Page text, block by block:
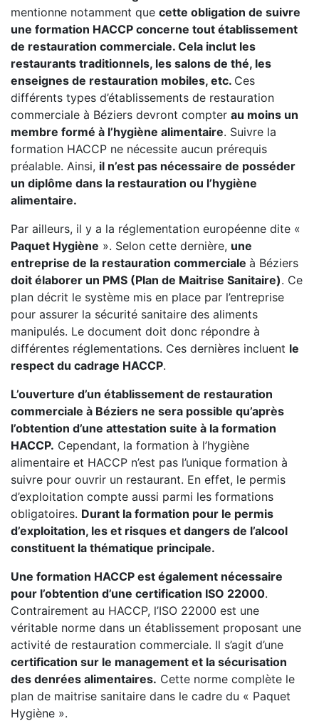
mentionne notamment que cette obligation de suivre
une formation HACCP concerne tout établissement
de restauration commerciale. Cela inclut les
restaurants traditionnels, les salons de thé, les
enseignes de restauration mobiles, etc. Ces
différents types d’établissements de restauration
commerciale à Béziers devront compter au moins un
membre formé à l’hygiène alimentaire. Suivre la
formation HACCP ne nécessite aucun prérequis
préalable. Ainsi, il n’est pas nécessaire de posséder
un diplôme dans la restauration ou l’hygiène
alimentaire.
Par ailleurs, il y a la réglementation européenne dite «
Paquet Hygiène ». Selon cette dernière, une
entreprise de la restauration commerciale à Béziers
doit élaborer un PMS (Plan de Maitrise Sanitaire). Ce
plan décrit le système mis en place par l’entreprise
pour assurer la sécurité sanitaire des aliments
manipulés. Le document doit donc répondre à
différentes réglementations. Ces dernières incluent le
respect du cadrage HACCP.
L’ouverture d’un établissement de restauration
commerciale à Béziers ne sera possible qu’après
l’obtention d’une attestation suite à la formation
HACCP. Cependant, la formation à l’hygiène
alimentaire et HACCP n’est pas l’unique formation à
suivre pour ouvrir un restaurant. En effet, le permis
d’exploitation compte aussi parmi les formations
obligatoires. Durant la formation pour le permis
d’exploitation, les et risques et dangers de l’alcool
constituent la thématique principale.
Une formation HACCP est également nécessaire
pour l’obtention d’une certification ISO 22000.
Contrairement au HACCP, l’ISO 22000 est une
véritable norme dans un établissement proposant une
activité de restauration commerciale. Il s’agit d’une
certification sur le management et la sécurisation
des denrées alimentaires. Cette norme complète le
plan de maitrise sanitaire dans le cadre du « Paquet
Hygiène ».